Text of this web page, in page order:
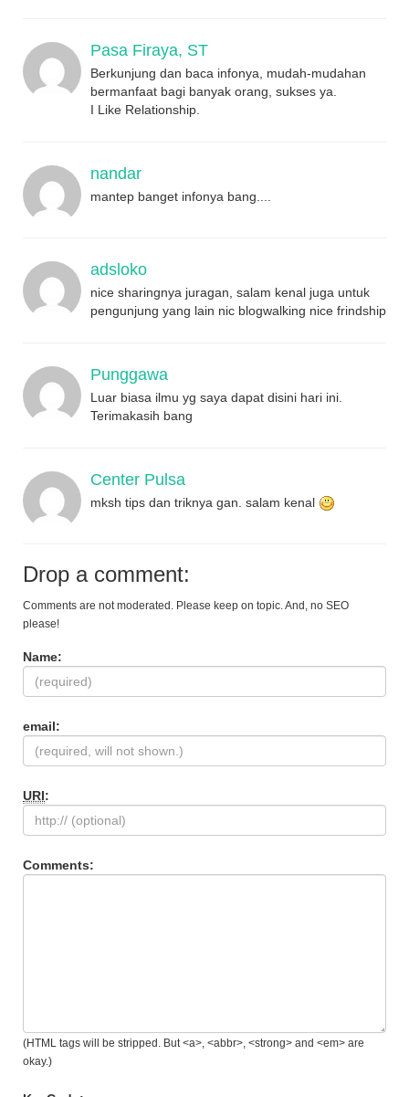
Pasa Firaya, ST
Berkunjung dan baca infonya, mudah-mudahan
bermanfaat bagi banyak orang, sukses ya.
I Like Relationship.
nandar
mantep banget infonya bang....
adsloko
nice sharingnya juragan, salam kenal juga untuk
pengunjung yang lain nic blogwalking nice frindship
Punggawa
Luar biasa ilmu yg saya dapat disini hari ini.
Terimakasih bang
Center Pulsa
mksh tips dan triknya gan. salam kenal
Drop a comment:
Comments are not moderated. Please keep on topic. And, no SEO
please!
Name:
email:
URI:
Comments:
(HTML tags will be stripped. But <a>, <abbr>, <strong> and <em> are
okay.)